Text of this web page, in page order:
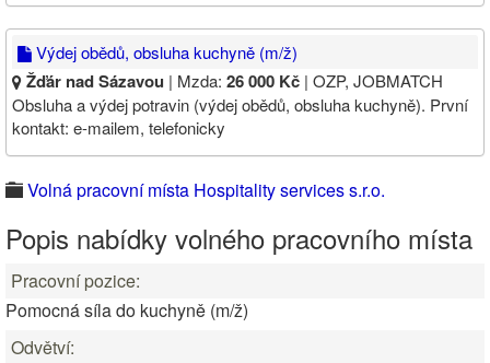
Výdej obědů, obsluha kuchyně (m/ž)
Žďár nad Sázavou | Mzda: 26 000 Kč | OZP, JOBMATCH
Obsluha a výdej potravin (výdej obědů, obsluha kuchyně). První
kontakt: e-mailem, telefonicky
Volná pracovní místa Hospitality services s.r.o.
Popis nabídky volného pracovního místa
Pracovní pozice:
Pomocná síla do kuchyně (m/ž)
Odvětví: